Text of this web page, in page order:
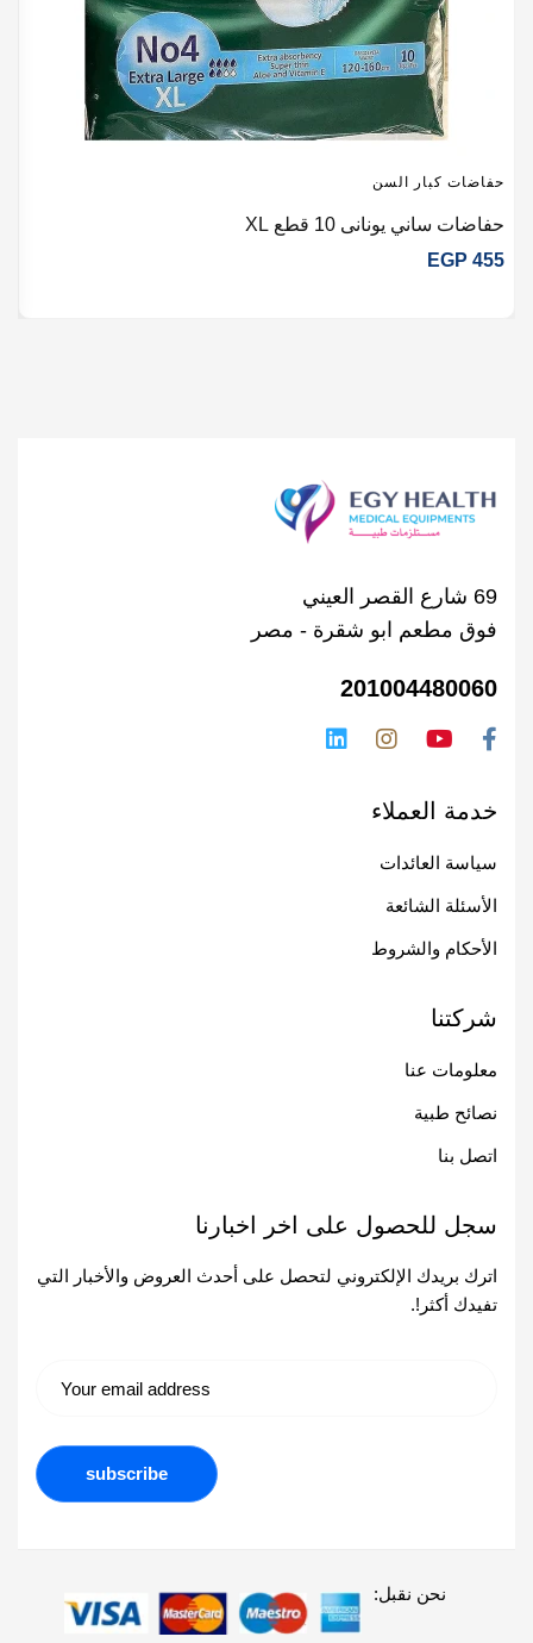
حفاضات كبار السن
حفاضات ساني يونانى 10 قطع XL
EGP 455
69 شارع القصر العيني
فوق مطعم ابو شقرة - مصر
201004480060
خدمة العملاء
سياسة العائدات
الأسئلة الشائعة
الأحكام والشروط
شركتنا
معلومات عنا
نصائح طبية
اتصل بنا
سجل للحصول على اخر اخبارنا
اترك بريدك الإلكتروني لتحصل على أحدث العروض والأخبار التي
تفيدك أكثر!.
نحن نقبل: